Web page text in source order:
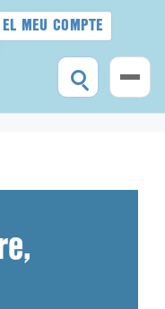
EL MEU COMPTE